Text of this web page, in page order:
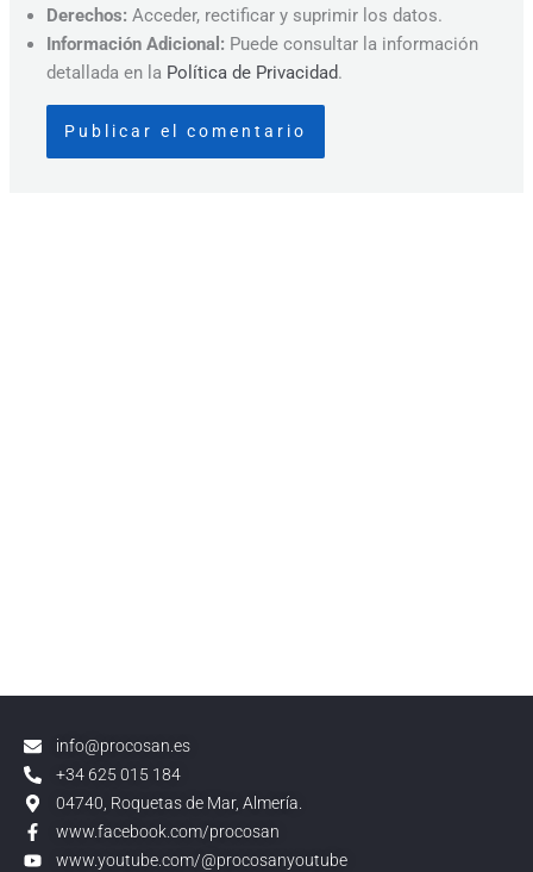
Derechos: Acceder, rectificar y suprimir los datos.
Información Adicional: Puede consultar la información
detallada en la Política de Privacidad.
info@procosan.es
+34 625 015 184
04740, Roquetas de Mar, Almería.
www.facebook.com/procosan
www.youtube.com/@procosanyoutube